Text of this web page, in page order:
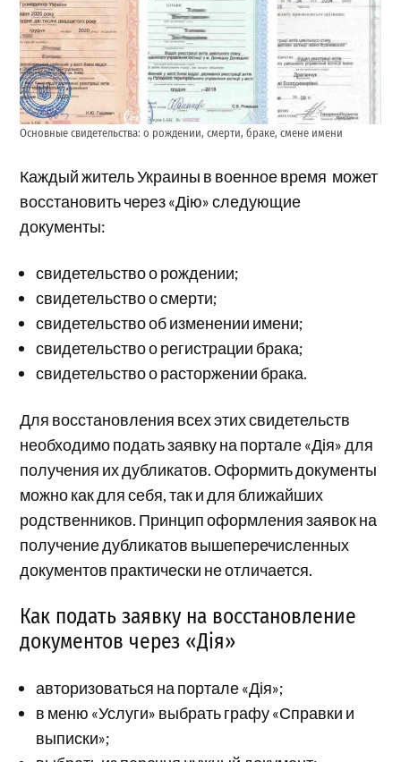
Основные свидетельства: о рождении, смерти, браке, смене имени
Каждый житель Украины в военное время может
восстановить через «Дію» следующие
документы:
свидетельство о рождении;
свидетельство о смерти;
свидетельство об изменении имени;
свидетельство о регистрации брака;
свидетельство о расторжении брака.
Для восстановления всех этих свидетельств
необходимо подать заявку на портале «Дія» для
получения их дубликатов. Оформить документы
можно как для себя, так и для ближайших
родственников. Принцип оформления заявок на
получение дубликатов вышеперечисленных
документов практически не отличается.
Как подать заявку на восстановление
документов через «Дія»
авторизоваться на портале «Дія»;
в меню «Услуги» выбрать графу «Справки и
выписки»;